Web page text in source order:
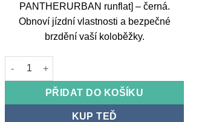
PANTHERURBAN runflat] – černá.
Obnoví jízdní vlastnosti a bezpečné
brzdění vaší koloběžky.
Tubeless Tire 9x2 [EWHEEL PANTHERURBAN
PŘIDAT DO KOŠÍKU
KUP TEĎ